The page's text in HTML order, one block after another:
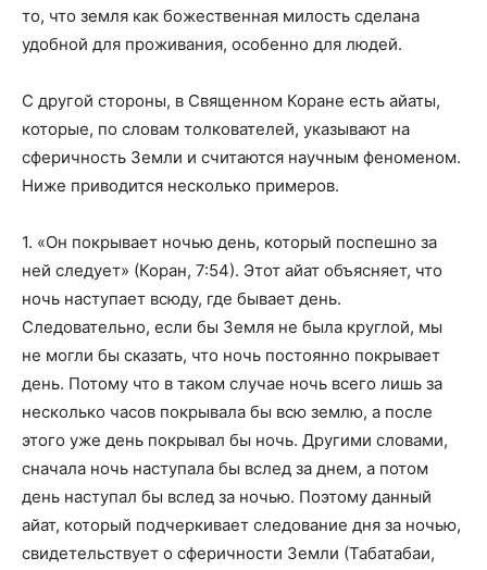
то, что земля как божественная милость сделана
удобной для проживания, особенно для людей.
С другой стороны, в Священном Коране есть айаты,
которые, по словам толкователей, указывают на
сферичность Земли и считаются научным феноменом.
Ниже приводится несколько примеров.
1. «Он покрывает ночью день, который поспешно за
ней следует» (Коран, 7:54). Этот айат объясняет, что
ночь наступает всюду, где бывает день.
Следовательно, если бы Земля не была круглой, мы
не могли бы сказать, что ночь постоянно покрывает
день. Потому что в таком случае ночь всего лишь за
несколько часов покрывала бы всю землю, а после
этого уже день покрывал бы ночь. Другими словами,
сначала ночь наступала бы вслед за днем, а потом
день наступал бы вслед за ночью. Поэтому данный
айат, который подчеркивает следование дня за ночью,
свидетельствует о сферичности Земли (Табатабаи,